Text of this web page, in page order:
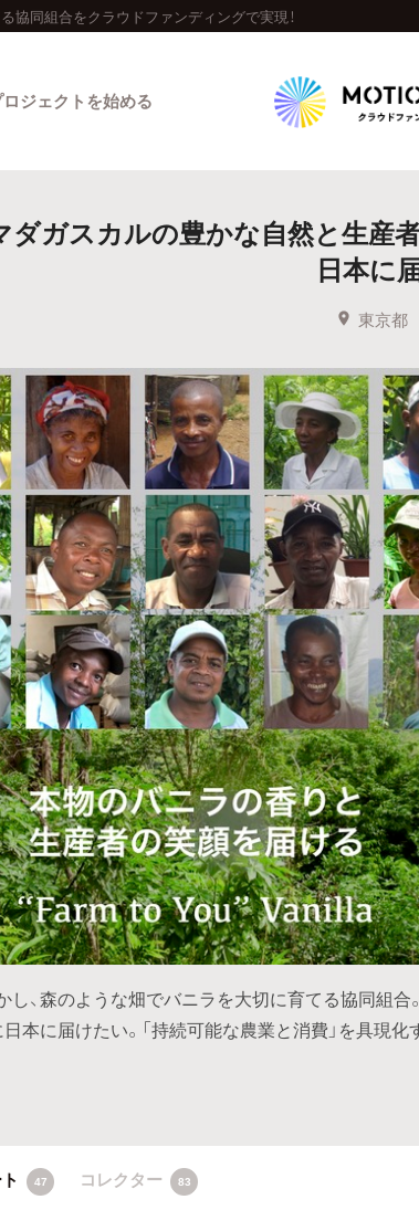
協同組合をクラウドファンディングで実現！
人気のプロジェクト 新着プロ
カテゴリーから探す タグから探す キュレー
最新達成プロジェクト
ロジェクトを始める
ダガスカルの豊かな自然と生産
日本に
東京都
し、森のような畑でバニラを大切に育てる協同組
本に届けたい。「持続可能な農業と消費」を具現化
47 コレクター 83